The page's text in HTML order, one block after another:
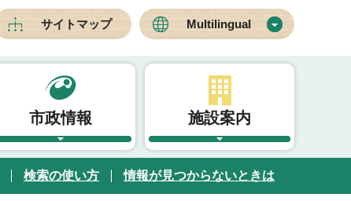
サイトマップ Multilingual
市政情報 施設案内
検索の使い方 情報が見つからないときは